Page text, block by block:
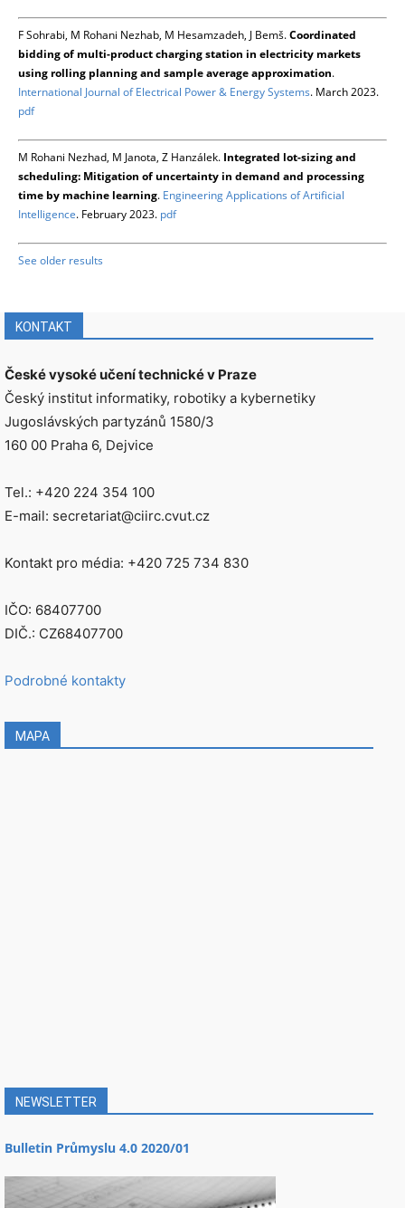
F Sohrabi, M Rohani Nezhab, M Hesamzadeh, J Bemš.Coordinated
bidding of multi-product charging station in electricity markets
using rolling planning and sample average approximation.
International Journal of Electrical Power & Energy Systems. March 2023.
pdf
M Rohani Nezhad, M Janota, Z Hanzálek. Integrated lot-sizing and
scheduling: Mitigation of uncertainty in demand and processing
time by machine learning. Engineering Applications of Artificial
Intelligence. February 2023. pdf
See older results
KONTAKT
České vysoké učení technické v Praze
Český institut informatiky, robotiky a kybernetiky
Jugoslávských partyzánů 1580/3
160 00 Praha 6, Dejvice
Tel.: +420 224 354 100
E-mail: secretariat@ciirc.cvut.cz
Kontakt pro média: +420 725 734 830
IČO: 68407700
DIČ.: CZ68407700
Podrobné kontakty
MAPA
NEWSLETTER
Bulletin Průmyslu 4.0 2020/01